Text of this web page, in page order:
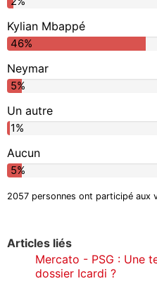
Kylian Mbappé
46%
Neymar
5%
Un autre
1%
Aucun
5%
2057 personnes ont participé aux
Articles liés
Mercato - PSG : Une
dossier Icardi ?